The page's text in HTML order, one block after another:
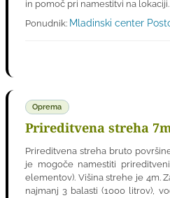
in pomoč pri namestitvi na lokaciji.
Ponudnik: Mladinski center
Oprema
Prireditvena streha
Prireditvena streha bruto
je mogoče namestiti
elementov). Višina strehe je 4m.
najmanj 3 balasti (1000 litrov),